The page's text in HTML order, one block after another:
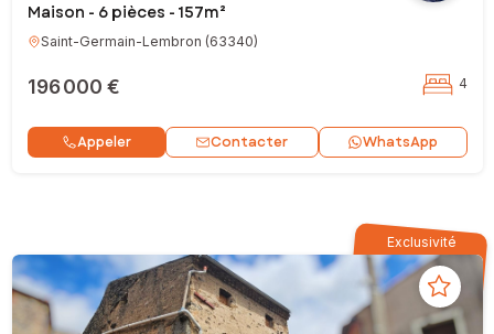
Maison - 6 pièces - 157m²
Saint-Germain-Lembron (63340)
196 000 € 4
Appeler Contacter WhatsApp
Exclusivité